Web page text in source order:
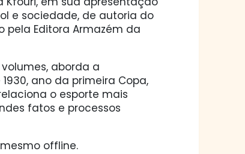
e sociedade, de autoria do
pela Editora Armazém da
aborda a
ano da primeira Copa,
o esporte mais
fatos e processos
offline.